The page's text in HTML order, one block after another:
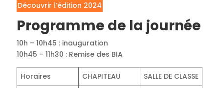
Découvrir l’édition 2024
Programme de la journée
10h – 10h45 : inauguration
10h45 – 11h30 : Remise des BIA
Horaires CHAPITEAU SALLE DE CLASSE